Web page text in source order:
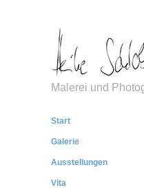
Malerei und
Start
Galerie
Ausstellungen
Vita